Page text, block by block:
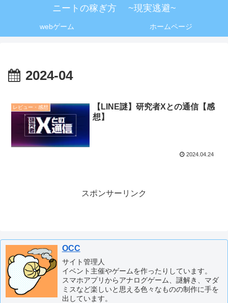
ニートの稼ぎ方 ~現実逃避~
webゲーム ホームページ
2024-04
レビュー・感想
【LINE謎】研究者Xとの通信【感
想】
2024.04.24
スポンサーリンク
OCC
サイト管理人
イベント主催やゲームを作ったりしています。
スマホアプリからアナログゲーム、謎解き、マダ
ミスなど楽しいと思える色々なものの制作に手を
出しています。